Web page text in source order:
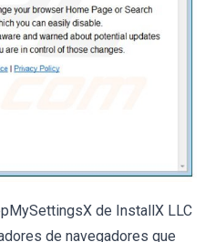
de InstallX LLC
de navegadores que